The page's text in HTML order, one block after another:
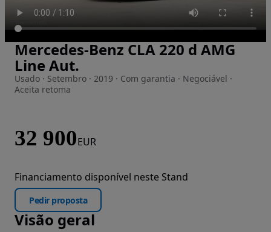
Imagem 1 de 62
Mercedes-Benz CLA 220 d AMG
Line Aut.
Usado · Setembro · 2019 · Com garantia · Negociável ·
Aceita retoma
32 900EUR
Financiamento disponível neste Stand
Pedir proposta
Visão geral